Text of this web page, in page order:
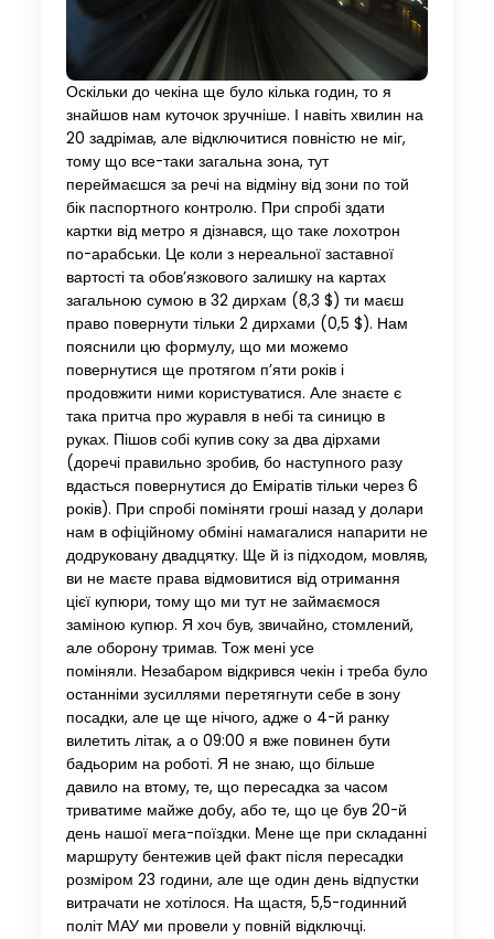
Оскільки до чекіна ще було кілька годин, то я
знайшов нам куточок зручніше. І навіть хвилин на
20 задрімав, але відключитися повністю не міг,
тому що все-таки загальна зона, тут
переймаєшся за речі на відміну від зони по той
бік паспортного контролю. При спробі здати
картки від метро я дізнався, що таке лохотрон
по-арабськи. Це коли з нереальної заставної
вартості та обов’язкового залишку на картах
загальною сумою в 32 дирхам (8,3 $) ти маєш
право повернути тільки 2 дирхами (0,5 $). Нам
пояснили цю формулу, що ми можемо
повернутися ще протягом п’яти років і
продовжити ними користуватися. Але знаєте є
така притча про журавля в небі та синицю в
руках. Пішов собі купив соку за два дірхами
(доречі правильно зробив, бо наступного разу
вдасться повернутися до Еміратів тільки через 6
років). При спробі поміняти гроші назад у долари
нам в офіційному обміні намагалися напарити не
додруковану двадцятку. Ще й із підходом, мовляв,
ви не маєте права відмовитися від отримання
цієї купюри, тому що ми тут не займаємося
заміною купюр. Я хоч був, звичайно, стомлений,
але оборону тримав. Тож мені усе
поміняли. Незабаром відкрився чекін і треба було
останніми зусиллями перетягнути себе в зону
посадки, але це ще нічого, адже о 4-й ранку
вилетить літак, а о 09:00 я вже повинен бути
бадьорим на роботі. Я не знаю, що більше
давило на втому, те, що пересадка за часом
триватиме майже добу, або те, що це був 20-й
день нашої мега-поїздки. Мене ще при складанні
маршруту бентежив цей факт після пересадки
розміром 23 години, але ще один день відпустки
витрачати не хотілося. На щастя, 5,5-годинний
політ МАУ ми провели у повній відключці.